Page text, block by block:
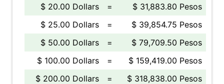
$ 20.00 Dollars
=
$ 31,883.80 Pesos
$ 25.00 Dollars
=
$ 39,854.75 Pesos
$ 50.00 Dollars
=
$ 79,709.50 Pesos
$ 100.00 Dollars
=
$ 159,419.00 Pesos
$ 200.00 Dollars
=
$ 318,838.00 Pesos